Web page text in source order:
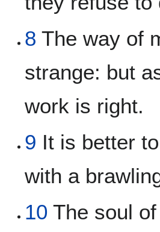
8 The way of
strange: but
work is right.
9 It is better
with a
10 The soul